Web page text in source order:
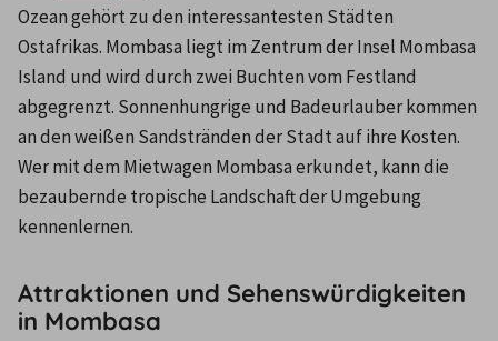
Ozean gehört zu den interessantesten Städten
Ostafrikas. Mombasa liegt im Zentrum der Insel Mombasa
Island und wird durch zwei Buchten vom Festland
abgegrenzt. Sonnenhungrige und Badeurlauber kommen
an den weißen Sandstränden der Stadt auf ihre Kosten.
Wer mit dem Mietwagen Mombasa erkundet, kann die
bezaubernde tropische Landschaft der Umgebung
kennenlernen.
Attraktionen und Sehenswürdigkeiten
in Mombasa